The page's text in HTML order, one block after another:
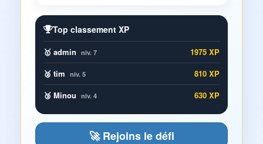
Top classement XP
🥇 admin niv. 7
1975 XP
🥈 tim niv. 5
810 XP
🥉 Minou niv. 4 630 XP
🚀 Rejoins le défi